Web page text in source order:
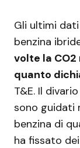
Gli ultimi
benzina
volte la
quanto
T&E. Il
sono guidati
benzina di
ha fissato